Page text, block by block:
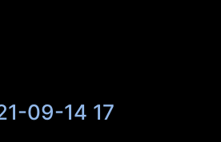
09-14 17